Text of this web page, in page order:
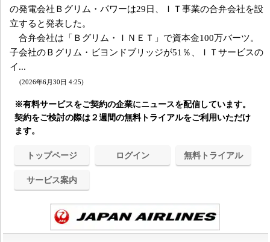
の発電会社Ｂグリム・パワーは29日、ＩＴ事業の合弁会社を設
立すると発表した。
合弁会社は「Ｂグリム・ＩＮＥＴ」で資本金100万バーツ。
子会社のＢグリム・ビヨンドブリッジが51％、ＩＴサービスの
イ...
(2026年6月30日 4:25)
※有料サービスをご契約の企業にニュースを配信しています。
契約をご検討の際は２週間の無料トライアルをご利用いただけ
ます。
トップページ ログイン 無料トライアル
サービス案内